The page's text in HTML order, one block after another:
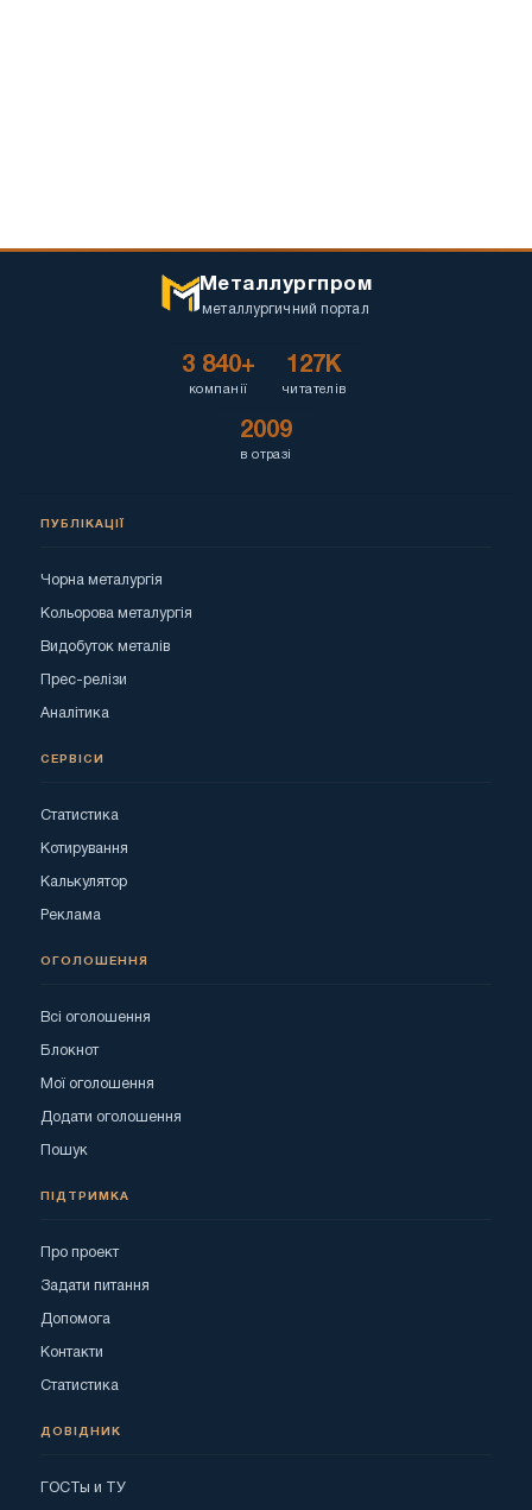
Металлургпром
металлургичний портал
3 840+
компанії
127K
читателів
2009
в отразі
ПУБЛІКАЦІЇ
Чорна металургія
Кольорова металургія
Видобуток металів
Прес-релізи
Аналітика
СЕРВІСИ
Статистика
Котирування
Калькулятор
Реклама
ОГОЛОШЕННЯ
Всі оголошення
Блокнот
Мої оголошення
Додати оголошення
Пошук
ПІДТРИМКА
Про проект
Задати питання
Допомога
Контакти
Статистика
ДОВІДНИК
ГОСТы и ТУ